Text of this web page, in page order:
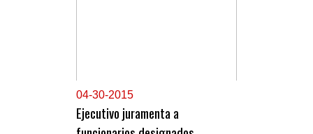
04-30-2015
Ejecutivo juramenta a